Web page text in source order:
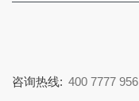
咨询热线: 400 7777 956